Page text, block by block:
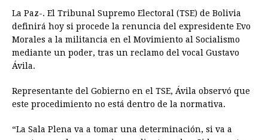
La Paz-. El Tribunal Supremo Electoral (TSE) de Bolivia
definirá hoy si procede la renuncia del expresidente Evo
Morales a la militancia en el Movimiento al Socialismo
mediante un poder, tras un reclamo del vocal Gustavo
Ávila.
Representante del Gobierno en el TSE, Ávila observó que
este procedimiento no está dentro de la normativa.
“La Sala Plena va a tomar una determinación, si va a